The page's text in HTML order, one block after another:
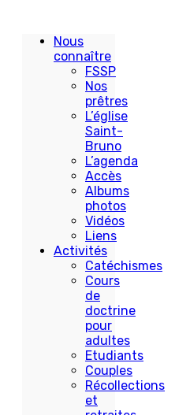
Nous
connaître
FSSP
Nos
prêtres
L’église
Saint-
Bruno
L’agenda
Accès
Albums
photos
Vidéos
Liens
Activités
Catéchismes
Cours
de
doctrine
pour
adultes
Etudiants
Couples
Récollections
et